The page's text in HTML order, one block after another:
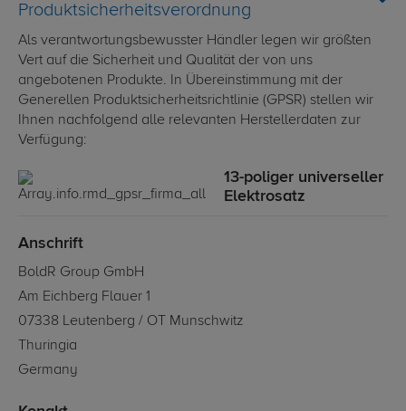
Produktsicherheitsverordnung
Als verantwortungsbewusster Händler legen wir größten
Vert auf die Sicherheit und Qualität der von uns
angebotenen Produkte. In Übereinstimmung mit der
Generellen Produktsicherheitsrichtlinie (GPSR) stellen wir
Ihnen nachfolgend alle relevanten Herstellerdaten zur
Verfügung:
13-poliger universeller
Elektrosatz
Anschrift
BoldR Group GmbH
Am Eichberg Flauer 1
07338 Leutenberg / OT Munschwitz
Thuringia
Germany